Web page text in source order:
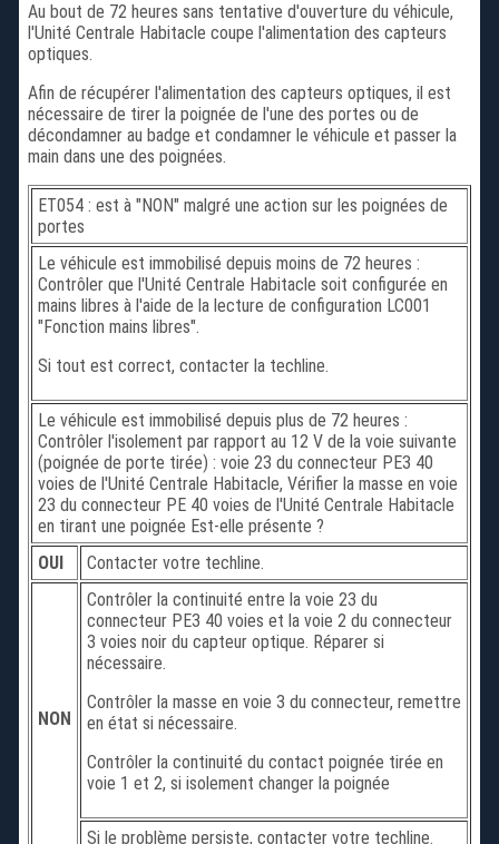
Au bout de 72 heures sans tentative d'ouverture du véhicule,
l'Unité Centrale Habitacle coupe l'alimentation des capteurs
optiques.
Afin de récupérer l'alimentation des capteurs optiques, il est
nécessaire de tirer la poignée de l'une des portes ou de
décondamner au badge et condamner le véhicule et passer la
main dans une des poignées.
ET054 : est à "NON" malgré une action sur les poignées de
portes
Le véhicule est immobilisé depuis moins de 72 heures :
Contrôler que l'Unité Centrale Habitacle soit configurée en
mains libres à l'aide de la lecture de configuration LC001
"Fonction mains libres".
Si tout est correct, contacter la techline.
Le véhicule est immobilisé depuis plus de 72 heures :
Contrôler l'isolement par rapport au 12 V de la voie suivante
(poignée de porte tirée) : voie 23 du connecteur PE3 40
voies de l'Unité Centrale Habitacle, Vérifier la masse en voie
23 du connecteur PE 40 voies de l'Unité Centrale Habitacle
en tirant une poignée Est-elle présente ?
OUI
Contacter votre techline.
NON
Contrôler la continuité entre la voie 23 du
connecteur PE3 40 voies et la voie 2 du connecteur
3 voies noir du capteur optique. Réparer si
nécessaire.
Contrôler la masse en voie 3 du connecteur, remettre
en état si nécessaire.
Contrôler la continuité du contact poignée tirée en
voie 1 et 2, si isolement changer la poignée
Si le problème persiste, contacter votre techline.